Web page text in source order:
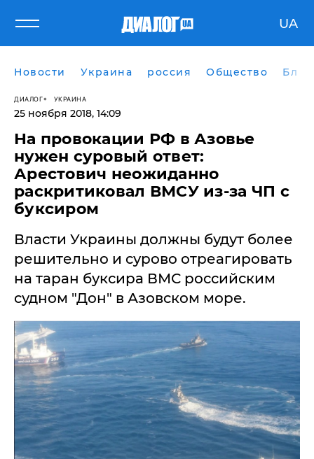
UA
Новости Украина россия Общество
ДИАЛОГ УКРАИНА
25 ноября 2018, 14:09
На провокации РФ в Азовье
нужен суровый ответ:
Арестович неожиданно
раскритиковал ВМСУ из-за ЧП с
буксиром
Власти Украины должны будут более
решительно и сурово отреагировать
на таран буксира ВМС российским
судном "Дон" в Азовском море.